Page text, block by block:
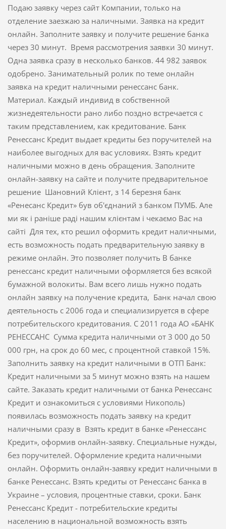
Подаю заявку через сайт Компании, только на
отделение заезжаю за наличными. Заявка на кредит
онлайн. Заполните заявку и получите решение банка
через 30 минут. Время рассмотрения заявки 30 минут.
Одна заявка сразу в несколько банков. 44 982 заявок
одобрено. Занимательный ролик по теме онлайн
заявка на кредит наличными ренессанс банк.
Материал. Каждый индивид в собственной
жизнедеятельности рано либо поздно встречается с
таким представлением, как кредитование. Банк
Ренессанс Кредит выдает кредиты без поручителей на
наиболее выгодных для вас условиях. Взять кредит
наличными можно в день обращения. Заполните
онлайн-заявку на сайте и получите предварительное
решение Шановний Клієнт, з 14 березня банк
«Ренесанс Кредит» був об'єднаний з банком ПУМБ. Але
ми як і раніше раді нашим клієнтам і чекаємо Вас на
сайті Для тех, кто решил оформить кредит наличными,
есть возможность подать предварительную заявку в
режиме онлайн. Это позволяет получить В банке
ренессанс кредит наличными оформляется без всякой
бумажной волокиты. Вам всего лишь нужно подать
онлайн заявку на получение кредита, Банк начал свою
деятельность с 2006 года и специализируется в сфере
потребительского кредитования. С 2011 года АО «БАНК
РЕНЕССАНС Сумма кредита наличными от 3 000 до 50
000 грн, на срок до 60 мес, с процентной ставкой 15%.
Заполнить заявку на кредит наличными в ОТП Банк:
Кредит наличными за 5 минут можно взять на нашем
сайте. Заказать кредит наличными от банка Ренессанс
Кредит и ознакомиться с условиями Никополь)
появилась возможность подать заявку на кредит
наличными сразу в Взять кредит в банке «Ренессанс
Кредит», оформив онлайн-заявку. Специальные нужды,
без поручителей. Оформление кредита наличными
онлайн. Оформить онлайн-заявку кредит наличными в
банке Ренессанс. Взять кредиты от Ренессанс банка в
Украине – условия, процентные ставки, сроки. Банк
Ренессанс Кредит - потребительские кредиты
населению в национальной возможность взять